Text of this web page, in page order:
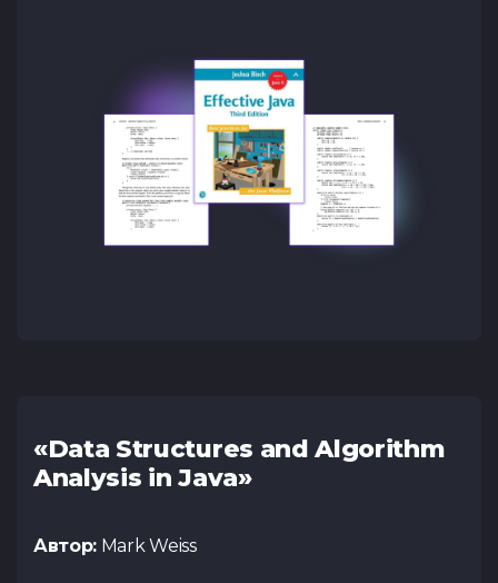
«Data Structures and Algorithm
Analysis in Java»
Автор: Mark Weiss